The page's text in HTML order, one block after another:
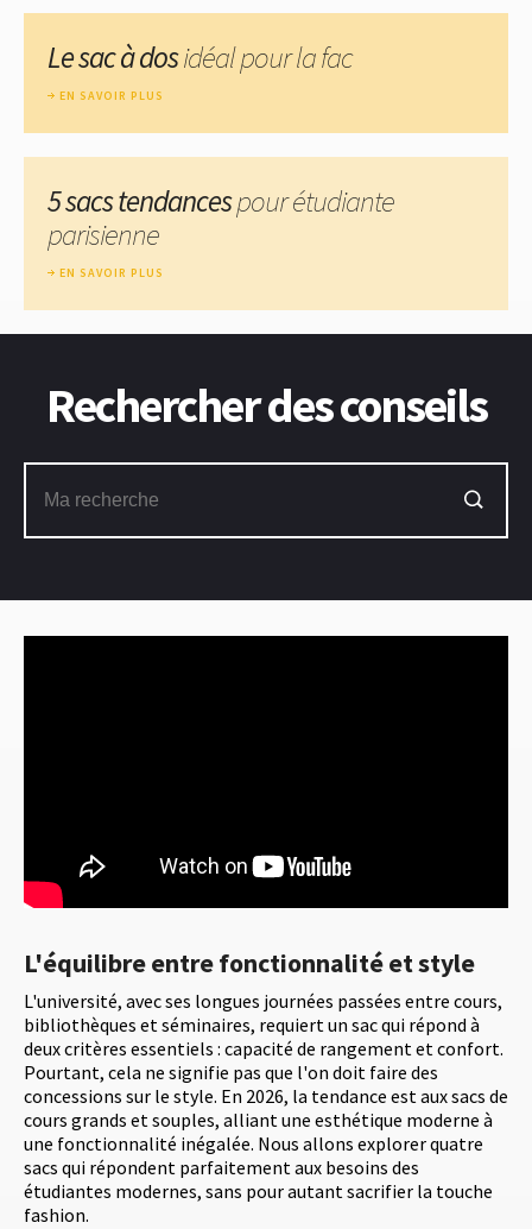
L'équilibre entre fonctionnalité et style
L'université, avec ses longues journées passées entre cours,
bibliothèques et séminaires, requiert un sac qui répond à
deux critères essentiels : capacité de rangement et confort.
Pourtant, cela ne signifie pas que l'on doit faire des
concessions sur le style. En 2026, la tendance est aux sacs de
cours grands et souples, alliant une esthétique moderne à
une fonctionnalité inégalée. Nous allons explorer quatre
sacs qui répondent parfaitement aux besoins des
étudiantes modernes, sans pour autant sacrifier la touche
fashion.
Le sac à dosidéal pour la fac
EN SAVOIR PLUS
5 sacs tendancespour étudiante
parisienne
EN SAVOIR PLUS
Rechercher des conseils